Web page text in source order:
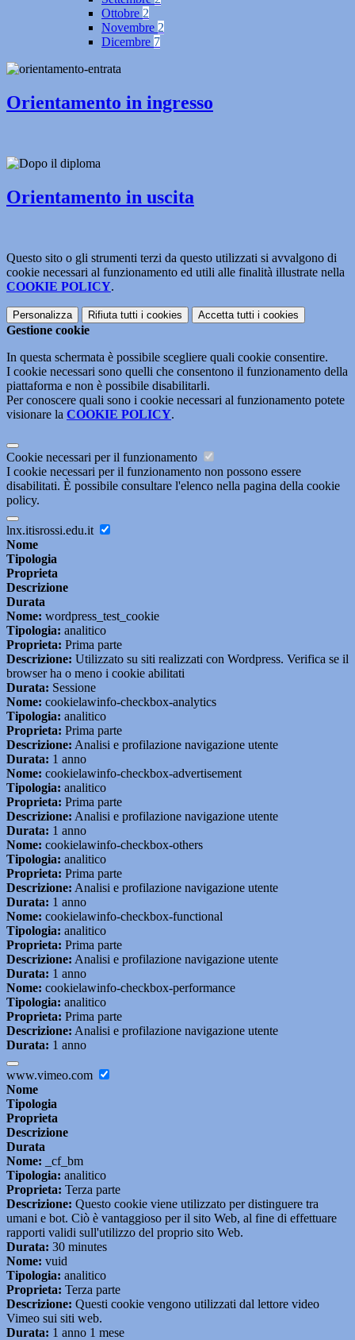
Ottobre 2
Novembre 2
Dicembre 7
Orientamento in ingresso
Orientamento in uscita
Questo sito o gli strumenti terzi da questo utilizzati si avvalgono di
cookie necessari al funzionamento ed utili alle finalità illustrate nella
COOKIE POLICY.
Personalizza Rifiuta tutti i cookies Accetta tutti i cookies
Gestione cookie
In questa schermata è possibile scegliere quali cookie consentire.
I cookie necessari sono quelli che consentono il funzionamento della
piattaforma e non è possibile disabilitarli.
Per conoscere quali sono i cookie necessari al funzionamento potete
visionare la COOKIE POLICY.
Cookie necessari per il funzionamento
I cookie necessari per il funzionamento non possono essere
disabilitati. È possibile consultare l'elenco nella pagina della cookie
policy.
lnx.itisrossi.edu.it
Nome
Tipologia
Proprieta
Descrizione
Durata
Nome: wordpress_test_cookie
Tipologia: analitico
Proprieta: Prima parte
Descrizione: Utilizzato su siti realizzati con Wordpress. Verifica se il
browser ha o meno i cookie abilitati
Durata: Sessione
Nome: cookielawinfo-checkbox-analytics
Tipologia: analitico
Proprieta: Prima parte
Descrizione: Analisi e profilazione navigazione utente
Durata: 1 anno
Nome: cookielawinfo-checkbox-advertisement
Tipologia: analitico
Proprieta: Prima parte
Descrizione: Analisi e profilazione navigazione utente
Durata: 1 anno
Nome: cookielawinfo-checkbox-others
Tipologia: analitico
Proprieta: Prima parte
Descrizione: Analisi e profilazione navigazione utente
Durata: 1 anno
Nome: cookielawinfo-checkbox-functional
Tipologia: analitico
Proprieta: Prima parte
Descrizione: Analisi e profilazione navigazione utente
Durata: 1 anno
Nome: cookielawinfo-checkbox-performance
Tipologia: analitico
Proprieta: Prima parte
Descrizione: Analisi e profilazione navigazione utente
Durata: 1 anno
www.vimeo.com
Nome
Tipologia
Proprieta
Descrizione
Durata
Nome: _cf_bm
Tipologia: analitico
Proprieta: Terza parte
Descrizione: Questo cookie viene utilizzato per distinguere tra
umani e bot. Ciò è vantaggioso per il sito Web, al fine di effettuare
rapporti validi sull'utilizzo del proprio sito Web.
Durata: 30 minutes
Nome: vuid
Tipologia: analitico
Proprieta: Terza parte
Descrizione: Questi cookie vengono utilizzati dal lettore video
Vimeo sui siti web.
Durata: 1 anno 1 mese